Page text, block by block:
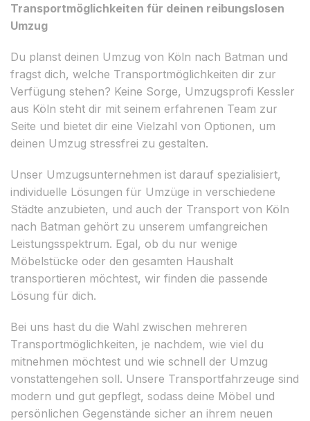
Transportmöglichkeiten für deinen reibungslosen
Umzug
Du planst deinen Umzug von Köln nach Batman und
fragst dich, welche Transportmöglichkeiten dir zur
Verfügung stehen? Keine Sorge, Umzugsprofi Kessler
aus Köln steht dir mit seinem erfahrenen Team zur
Seite und bietet dir eine Vielzahl von Optionen, um
deinen Umzug stressfrei zu gestalten.
Unser Umzugsunternehmen ist darauf spezialisiert,
individuelle Lösungen für Umzüge in verschiedene
Städte anzubieten, und auch der Transport von Köln
nach Batman gehört zu unserem umfangreichen
Leistungsspektrum. Egal, ob du nur wenige
Möbelstücke oder den gesamten Haushalt
transportieren möchtest, wir finden die passende
Lösung für dich.
Bei uns hast du die Wahl zwischen mehreren
Transportmöglichkeiten, je nachdem, wie viel du
mitnehmen möchtest und wie schnell der Umzug
vonstattengehen soll. Unsere Transportfahrzeuge sind
modern und gut gepflegt, sodass deine Möbel und
persönlichen Gegenstände sicher an ihrem neuen